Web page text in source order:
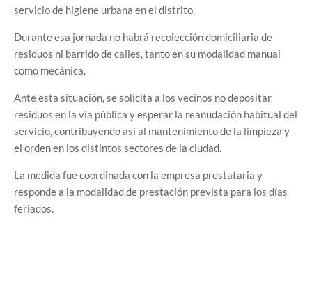
servicio de higiene urbana en el distrito.
Durante esa jornada no habrá recolección domiciliaria de
residuos ni barrido de calles, tanto en su modalidad manual
como mecánica.
Ante esta situación, se solicita a los vecinos no depositar
residuos en la vía pública y esperar la reanudación habitual del
servicio, contribuyendo así al mantenimiento de la limpieza y
el orden en los distintos sectores de la ciudad.
La medida fue coordinada con la empresa prestataria y
responde a la modalidad de prestación prevista para los días
feriados.